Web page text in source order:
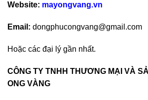
Website: mayongvang.vn
Email: dongphucongvang@gmail.com
Hoặc các đại lý gần nhất.
CÔNG TY TNHH THƯƠNG MẠI VÀ
ONG VÀNG